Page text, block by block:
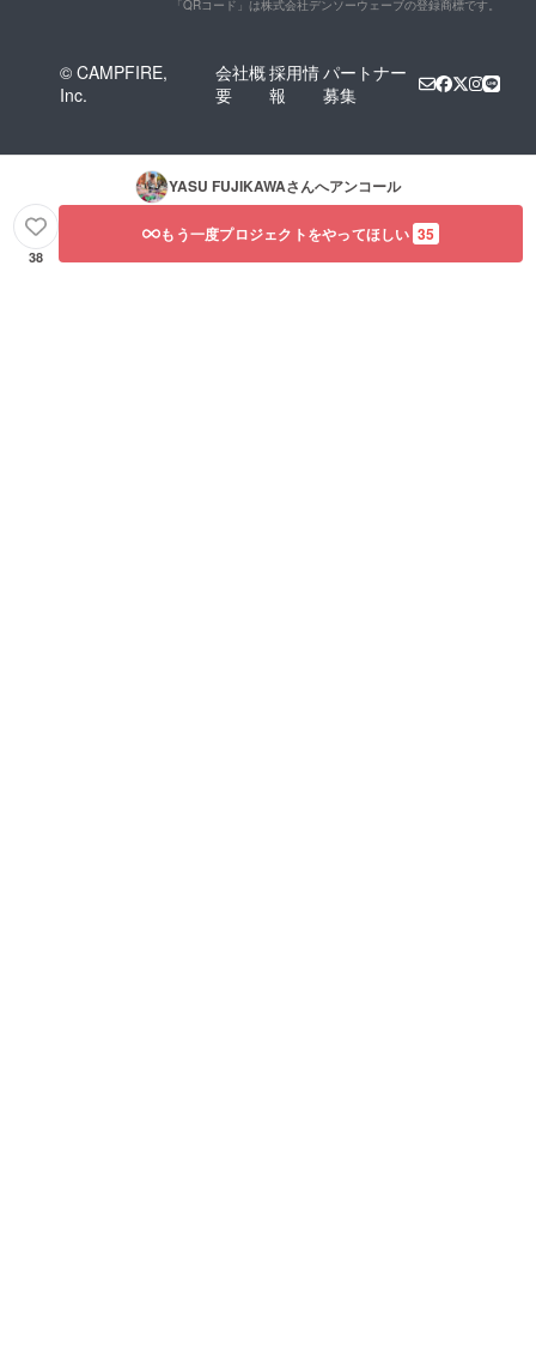
「QRコード」は株式会社デンソーウェーブの登録商標です。
© CAMPFIRE,
Inc.
会社概
要
採用情
報
パートナー
募集
YASU FUJIKAWAさんへアンコール
38
もう一度プロジェクトをやってほしい 35